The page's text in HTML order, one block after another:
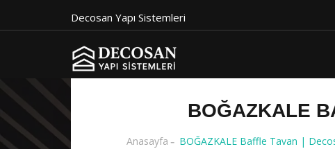
Decosan Yapı Sistemleri
BOĞAZKALE
Anasayfa BOĞAZKALE Baffle Tavan |